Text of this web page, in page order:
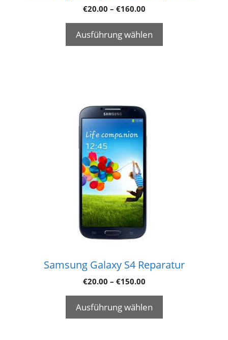
€20.00 – €160.00
Ausführung wählen
Samsung Galaxy S4 Reparatur
€20.00 – €150.00
Ausführung wählen